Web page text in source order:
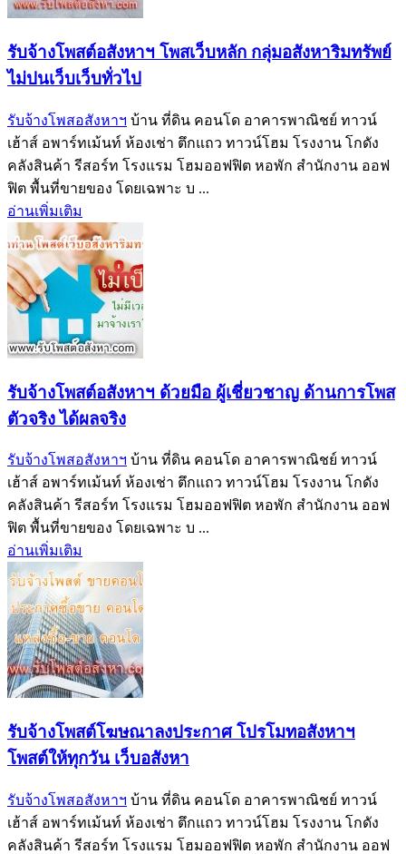
รับจ้างโพสต์อสังหาฯ โพสเว็บหลัก กลุ่มอสังหาริมทรัพย์
ไม่ปนเว็บเว็บทั่วไป
รับจ้างโพสอสังหาฯ บ้าน ที่ดิน คอนโด อาคารพาณิชย์ ทาวน์
เฮ้าส์ อพาร์ทเม้นท์ ห้องเช่า ตึกแถว ทาวน์โฮม โรงงาน โกดัง
คลังสินค้า รีสอร์ท โรงแรม โฮมออฟฟิต หอพัก สำนักงาน ออฟ
ฟิต พื้นที่ขายของ โดยเฉพาะ บ ...
อ่านเพิ่มเติม
รับจ้างโพสต์อสังหาฯ ด้วยมือ ผู้เชี่ยวชาญ ด้านการโพส
ตัวจริง ได้ผลจริง‎
รับจ้างโพสอสังหาฯ บ้าน ที่ดิน คอนโด อาคารพาณิชย์ ทาวน์
เฮ้าส์ อพาร์ทเม้นท์ ห้องเช่า ตึกแถว ทาวน์โฮม โรงงาน โกดัง
คลังสินค้า รีสอร์ท โรงแรม โฮมออฟฟิต หอพัก สำนักงาน ออฟ
ฟิต พื้นที่ขายของ โดยเฉพาะ บ ...
อ่านเพิ่มเติม
รับจ้างโพสต์โฆษณาลงประกาศ โปรโมทอสังหาฯ
โพสต์ให้ทุกวัน เว็บอสังหา
รับจ้างโพสอสังหาฯ บ้าน ที่ดิน คอนโด อาคารพาณิชย์ ทาวน์
เฮ้าส์ อพาร์ทเม้นท์ ห้องเช่า ตึกแถว ทาวน์โฮม โรงงาน โกดัง
คลังสินค้า รีสอร์ท โรงแรม โฮมออฟฟิต หอพัก สำนักงาน ออฟ